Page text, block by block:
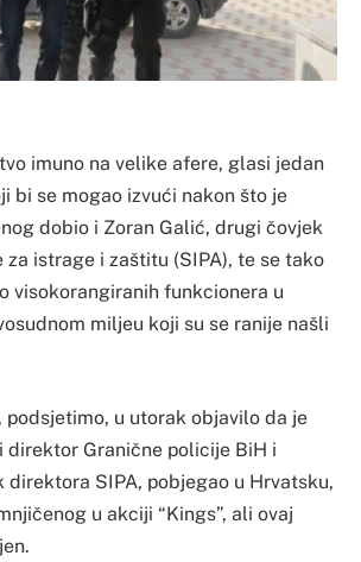
imuno na velike afere, glasi jedan
bi se mogao izvući nakon što je
dobio i Zoran Galić, drugi čovjek
za istrage i zaštitu (SIPA), te se tako
visokorangiranih funkcionera u
miljeu koji su se ranije našli
podsjetimo, u utorak objavilo da je
direktor Granične policije BiH i
direktora SIPA, pobjegao u Hrvatsku,
u akciji “Kings”, ali ovaj